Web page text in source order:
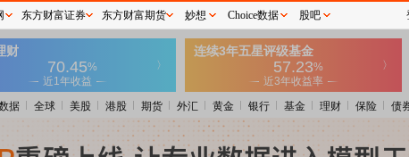
据 全球 美股 港股 期货 外汇 黄金 银行 基金 理财 保险 债
东方财富证券 东方财富期货 妙想 Choice数据 股吧